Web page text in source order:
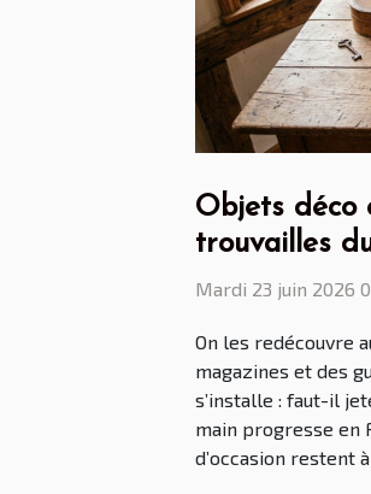
Objets déco
trouvailles
Mardi 23 juin 2026
On les redécouvre
magazines et des
s’installe : faut-il
main progresse en
d’occasion restent